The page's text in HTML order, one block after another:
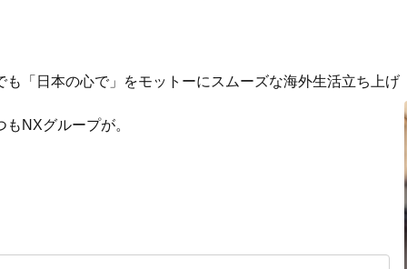
「日本の心で」をモットーにスムーズな海外生活立ち上げ
NXグループが。